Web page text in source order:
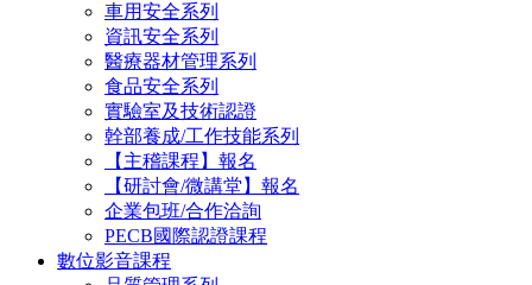
車用安全系列
資訊安全系列
醫療器材管理系列
食品安全系列
實驗室及技術認證
幹部養成/工作技能系列
【主稽課程】報名
【研討會/微講堂】報名
企業包班/合作洽詢
PECB國際認證課程
數位影音課程